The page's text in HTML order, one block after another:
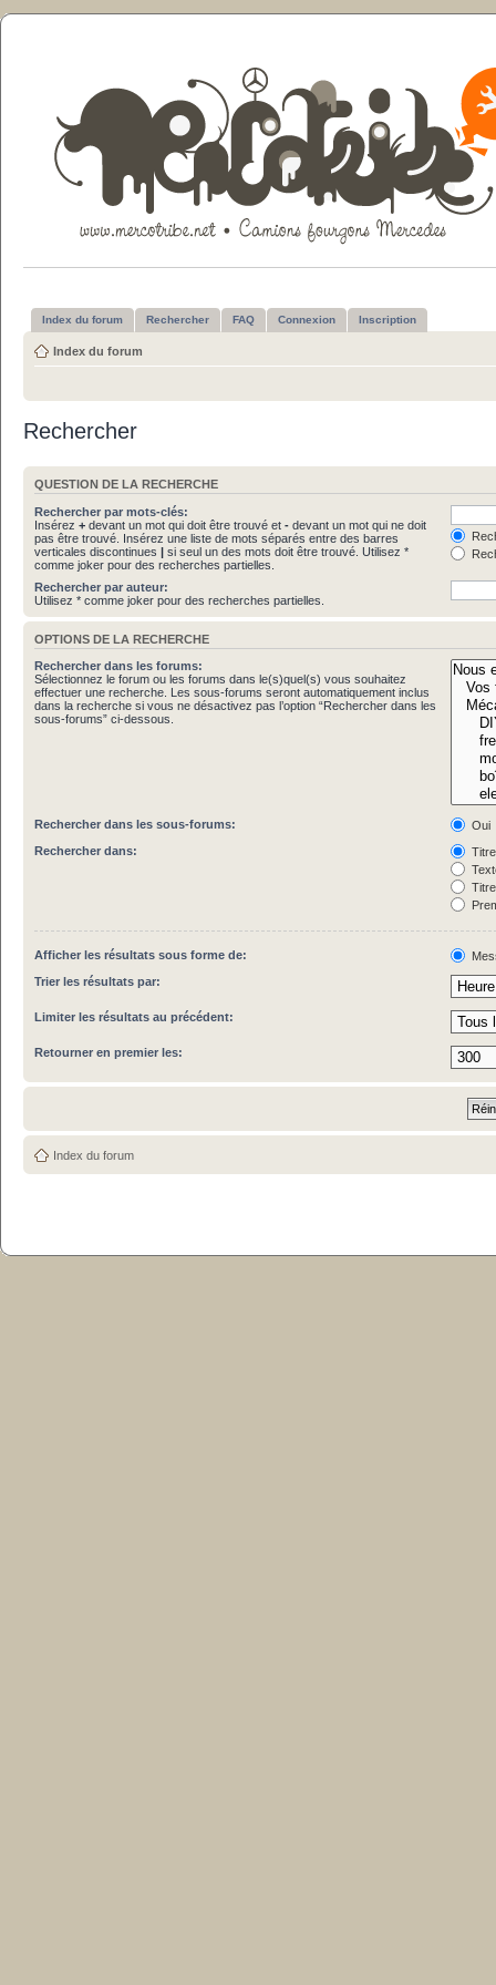
Index du forum Rechercher FAQ Connexion Inscription
Index du forum
Rechercher
QUESTION DE LA RECHERCHE
Rechercher par mots-clés:
Insérez + devant un mot qui doit être trouvé et - devant un mot qui ne doit
pas être trouvé. Insérez une liste de mots séparés entre des barres
verticales discontinues | si seul un des mots doit être trouvé. Utilisez *
comme joker pour des recherches partielles.
Rechercher par auteur:
Utilisez * comme joker pour des recherches partielles.
OPTIONS DE LA RECHERCHE
Rechercher dans les forums:
Sélectionnez le forum ou les forums dans le(s)quel(s) vous souhaitez
effectuer une recherche. Les sous-forums seront automatiquement inclus
dans la recherche si vous ne désactivez pas l’option “Rechercher dans les
sous-forums” ci-dessous.
Rechercher dans les sous-forums:
Oui
Rechercher dans:
Afficher les résultats sous forme de:
Trier les résultats par:
Limiter les résultats au précédent:
Retourner en premier les:
Index du forum